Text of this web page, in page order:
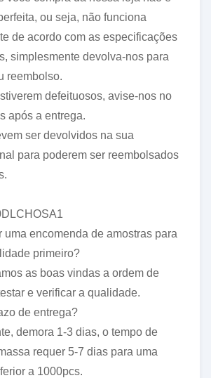
ou seja, não funciona
de acordo com as especificações
simplesmente devolva-nos para
reembolso.
defeituosos, avise-nos no
após a entrega.
ser devolvidos na sua
para poderem ser reembolsados
uma encomenda de amostras para
primeiro?
as boas vindas a ordem de
e verificar a qualidade.
de entrega?
demora 1-3 dias, o tempo de
requer 5-7 dias para uma
a 1000pcs.